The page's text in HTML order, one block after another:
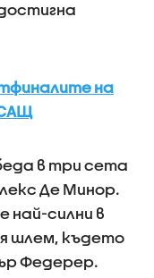
на
в три сета
Де Минор.
най-силни в
шлем, където
Федерер.